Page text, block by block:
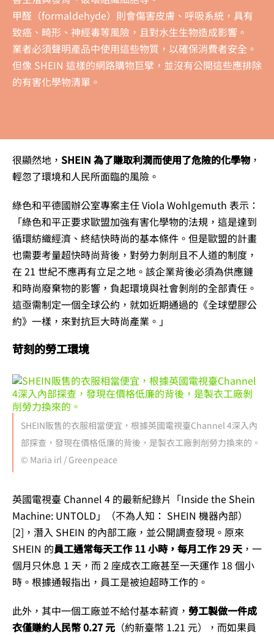
甲醛（formaldehyde）則會傷害皮膚、呼吸系統，具有
致癌、畸形、神經毒等風險，且對水生生物造成影響。
業者必須聲明產品中使用這些物質，以確保消費者安全。
但像 SHEIN 這樣的網路購物巨擘，並沒有公開這些應排除
的有害化學物清單。
很顯然地， SHEIN 為了賺取利潤而使用了危險的化學物 ，
輕忽了環境和人民所面臨的風險。
綠色和平德國辦公室專案主任 Viola Wohlgemuth 表示：
「綠色和平正要求歐盟加強有害化學物的法規，這是達到
循環紡織經濟、終結快時尚的基本條件。但是歐盟的計畫
也需要考量超快時尚背後，對勞力剝削且不人道的制度，
在 21 世紀不應再有立足之地。該企業背後必須為供應鏈
和時尚廢棄物的影響，負起環境與社會剝削的全部責任。
這亟需制定一個全球公約，就如近期通過的《全球塑膠公
約》一樣，來對抗巨大時尚產業。」
苛刻的勞工環境
SHEIN販售的衣服相當便宜，根據英國電視臺Channel 4深入內
部探查，發現在價格低廉的背後，是製衣工廠剝削勞力換來的。
© Maria irl / Greenpeace
英國電視臺 Channel 4 的最新紀錄片「Inside the Shein
Machine: UNTOLD」（不為人知： SHEIN 機器內部）
[2]，潛入 SHEIN 的內部工廠，並公開調查發現。原來
SHEIN 的員工通常每天工作 11 小時，每月工作 29 天 ，一
個月只休息 1 天，而 2 座成衣工廠甚至一天運作 18 個小
時。根據通報指出，員工是被迫超時工作的。
此外，其中一個工廠並不給付基本薪資， 勞工製做一件成
衣僅賺約人民幣 0.27 元 （約新臺幣 1.21 元），而如果員